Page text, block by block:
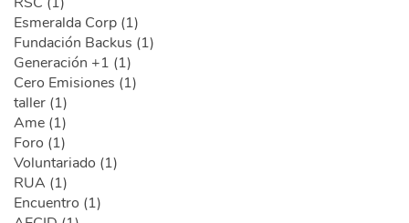
Esmeralda Corp (1)
Fundación Backus (1)
Generación +1 (1)
Cero Emisiones (1)
taller (1)
Ame (1)
Foro (1)
Voluntariado (1)
RUA (1)
Encuentro (1)